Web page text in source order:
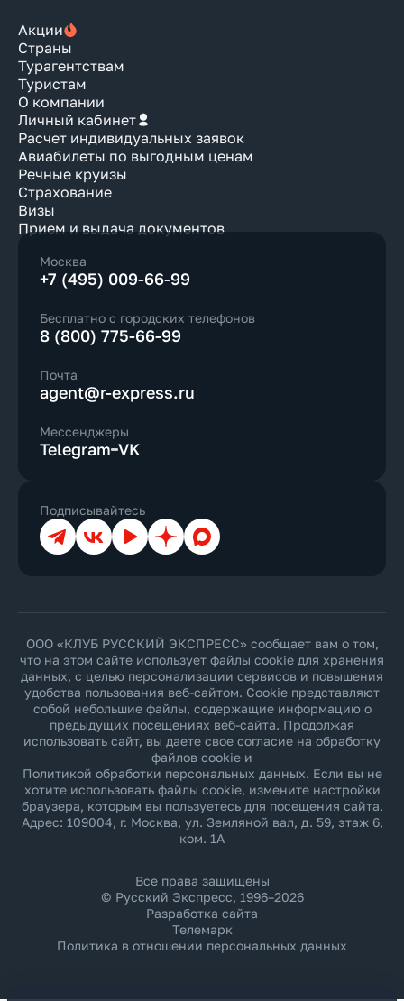
Акции
Страны
Турагентствам
Туристам
О компании
Личный кабинет
Расчет индивидуальных заявок
Авиабилеты по выгодным ценам
Речные круизы
Страхование
Визы
Прием и выдача документов
Москва
+7 (495) 009-66-99
Бесплатно с городских телефонов
8 (800) 775-66-99
Почта
agent@r-express.ru
Мессенджеры
Telegram VK
Подписывайтесь
ТелеграмВКонтакте
YouTubeДзен Max
ООО «КЛУБ РУССКИЙ ЭКСПРЕСС» сообщает вам о том,
что на этом сайте использует файлы cookie для хранения
данных, с целью персонализации сервисов и повышения
удобства пользования веб-сайтом. Cookie представляют
собой небольшие файлы, содержащие информацию о
предыдущих посещениях веб-сайта. Продолжая
использовать сайт, вы даете свое согласие на обработку
файлов cookie и
Политикой обработки персональных данных. Если вы не
хотите использовать файлы cookie, измените настройки
браузера, которым вы пользуетесь для посещения сайта.
Адрес: 109004, г. Москва, ул. Земляной вал, д. 59, этаж 6,
ком. 1А
Все права защищены
© Русский Экспресс, 1996–2026
Разработка сайта
Телемарк
Политика в отношении персональных данных